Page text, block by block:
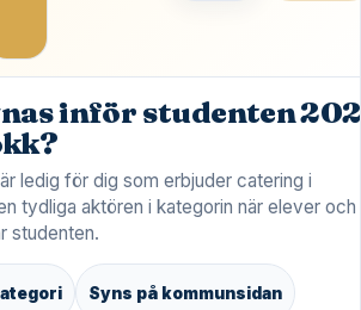
inför studenten
ledig för dig som erbjuder catering i
tydliga aktören i kategorin när elever och
studenten.
Syns på kommunsidan